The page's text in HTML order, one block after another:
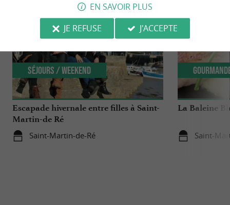
Escapade hivernale entre filles à Saint-
Martin-de Ré
Saint-Martin-de-Ré
Séjours / Weekend
La Baleine
Saint-
EN SAVOIR PLUS
JE REFUSE
J'ACCEPTE